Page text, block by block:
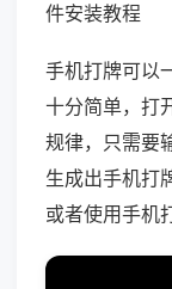
件安装教程
手机打牌可以
十分简单，打
规律，只需要
生成出手机打
或者使用手机